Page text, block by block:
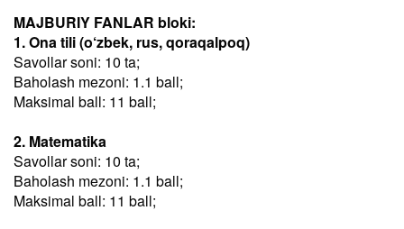
MAJBURIY FANLAR bloki:
1. Ona tili (o‘zbek, rus, qoraqalpoq)
Savollar soni: 10 ta;
Baholash mezoni: 1.1 ball;
Maksimal ball: 11 ball;
2. Matematika
Savollar soni: 10 ta;
Baholash mezoni: 1.1 ball;
Maksimal ball: 11 ball;